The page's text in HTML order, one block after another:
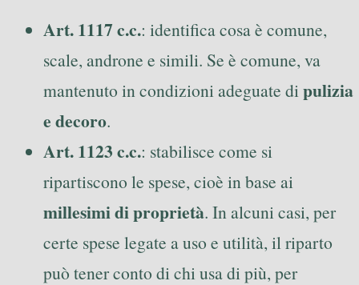
Art. 1117 c.c.: identifica cosa è comune,
scale, androne e simili. Se è comune, va
mantenuto in condizioni adeguate di pulizia
e decoro.
Art. 1123 c.c.: stabilisce come si
ripartiscono le spese, cioè in base ai
millesimi di proprietà. In alcuni casi, per
certe spese legate a uso e utilità, il riparto
può tener conto di chi usa di più, per